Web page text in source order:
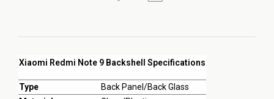
Xiaomi Redmi Note 9 Backshell Specifications
Type
Back Panel/Back Glass